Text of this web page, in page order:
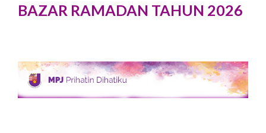
BAZAR RAMADAN TAHUN 2026